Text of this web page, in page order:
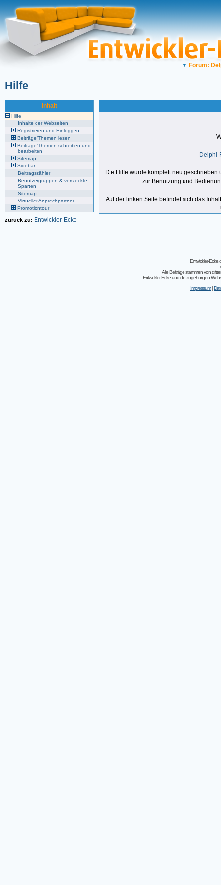
▼ Forum:
Hilfe
Inhalt
Hilfe
Inhalte der Webseiten
Registrieren und Einloggen
Beiträge/Themen lesen
Beiträge/Themen schreiben und
bearbeiten
Sitemap
Sidebar
Beitragszähler
Benutzergruppen & versteckte
Sparten
Sitemap
Virtueller Anprechpartner
Promotiontour
Delphi-
Die Hilfe wurde komplett neu
zur Benutzung und
Auf der linken Seite befindet sich das
zurück zu: Entwickler-Ecke
Entwickler-
Alle Beiträge stammen von
Entwickler-Ecke und die zugehörigen
Impressum|